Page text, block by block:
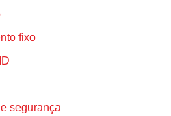
fixo
segurança